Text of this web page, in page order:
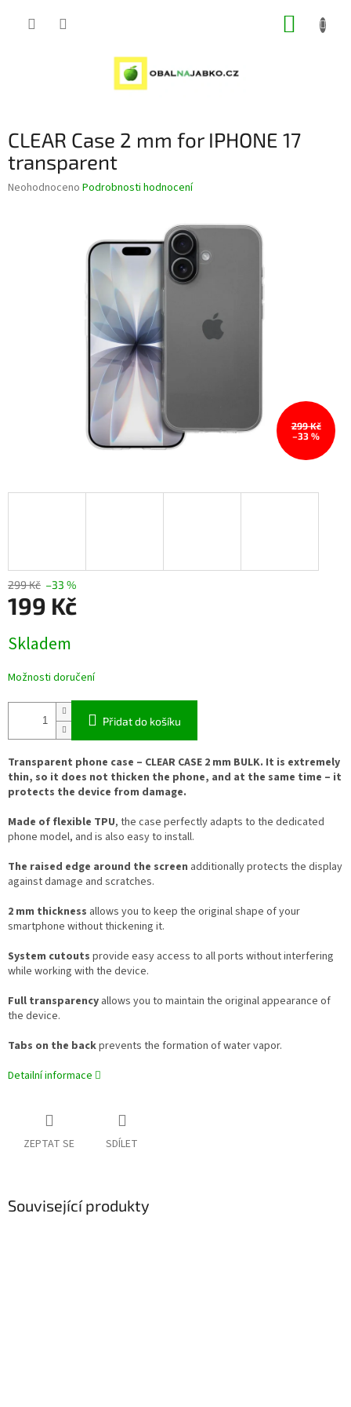
CLEAR Case 2 mm for IPHONE 17
transparent
Průměrné
Neohodnoceno Podrobnosti hodnocení
299 Kč
–33 %
299 Kč –33 %
199 Kč
cena:
Skladem
Možnosti doručení
Přidat do košíku
Transparent phone case – CLEAR CASE 2 mm BULK. It is extremely
thin, so it does not thicken the phone, and at the same time – it
protects the device from damage.
Made of flexible TPU, the case perfectly adapts to the dedicated
phone model, and is also easy to install.
The raised edge around the screen additionally protects the display
against damage and scratches.
2 mm thickness allows you to keep the original shape of your
smartphone without thickening it.
System cutouts provide easy access to all ports without interfering
while working with the device.
Full transparency allows you to maintain the original appearance of
the device.
Tabs on the backprevents the formation of water vapor.
Detailní informace
ZEPTAT SE SDÍLET
Související produkty